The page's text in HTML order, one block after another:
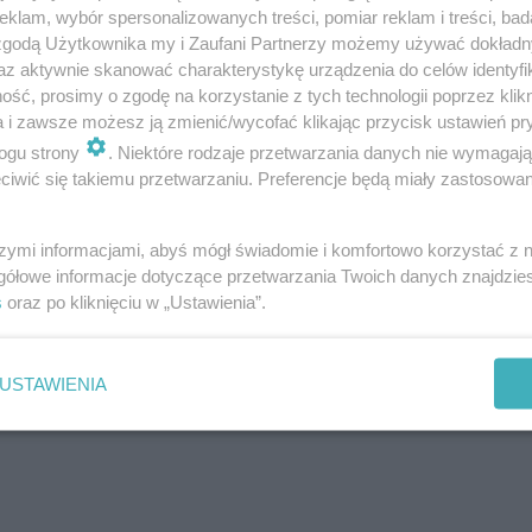
żaglowych w Szczecinie
i 2 przystanie żeglarskie różnych stowarzyszeń.
Można przejść się kawałek spacerem ze stacji PKP
wybór spersonalizowanych treści, pomiar reklam i treści,
Użytkownika my i Zaufani Partnerzy możemy używać
aktywnie skanować charakterystykę urządzenia do celów
prosimy o zgodę na korzystanie z tych technologii poprzez
i zawsze możesz ją zmienić/wycofać klikając przycisk ustawień
strony
. Niektóre rodzaje przetwarzania danych nie
się takiemu przetwarzaniu. Preferencje będą miały
informacjami, abyś mógł świadomie i komfortowo korzystać z
informacje dotyczące przetwarzania Twoich danych
oraz po kliknięciu w „Ustawienia”.
USTAWIENIA